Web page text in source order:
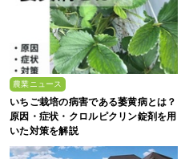
農業ニュース
いちご栽培の病害である萎黄病とは？
原因・症状・クロルピクリン錠剤を用
いた対策を解説